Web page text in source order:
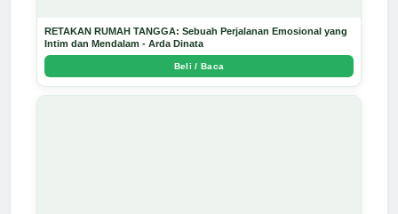
RETAKAN RUMAH TANGGA: Sebuah Perjalanan Emosional yang
Intim dan Mendalam - Arda Dinata
Beli / Baca